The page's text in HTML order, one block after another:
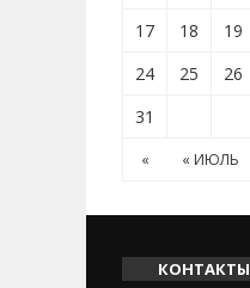
17
18 19
24
25 26
31
« « ИЮЛЬ
КОНТАКТЫ